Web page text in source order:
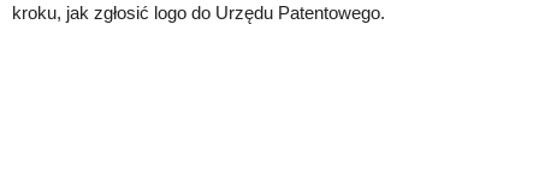
kroku, jak zgłosić logo do Urzędu Patentowego.